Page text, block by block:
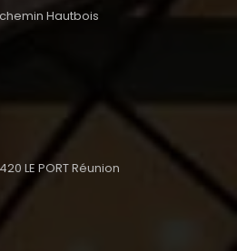
Hautbois
LE PORT Réunion